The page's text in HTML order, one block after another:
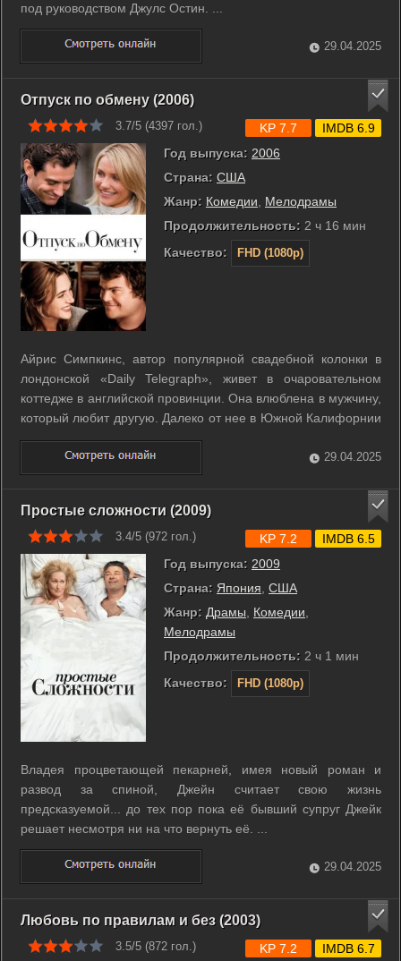
под руководством Джулс Остин. ...
29.04.2025
Отпуск по обмену (2006)
3.7/5 (4397 гол.)
Год выпуска: 2006
Страна: США
Жанр: Комедии
Мелодрамы
Продолжительность: 2 ч 16 мин
Качество:
FHD (1080p)
KP 7.7 IMDB 6.9
Айрис Симпкинс, автор популярной свадебной колонки в
лондонской «Daily Telegraph», живет в очаровательном
коттедже в английской провинции. Она влюблена в мужчину,
который любит другую. Далеко от нее в Южной Калифорнии
живет Аманда Вудс, владелица процветающего рекламного
агентства, занимающегося созданием роликов для
фильмов. Она вдруг ...
29.04.2025
Простые сложности (2009)
3.4/5 (972 гол.)
Год выпуска: 2009
Страна: Япония США
Жанр: Драмы Комедии
Мелодрамы
Продолжительность: 2 ч 1 мин
Качество:
FHD (1080p)
KP 7.2 IMDB 6.5
Владея процветающей пекарней, имея новый роман и
развод за спиной, Джейн считает свою жизнь
предсказуемой... до тех пор пока её бывший супруг Джейк
решает несмотря ни на что вернуть её. ...
29.04.2025
Любовь по правилам и без (2003)
3.5/5 (872 гол.) KP 7.2 IMDB 6.7